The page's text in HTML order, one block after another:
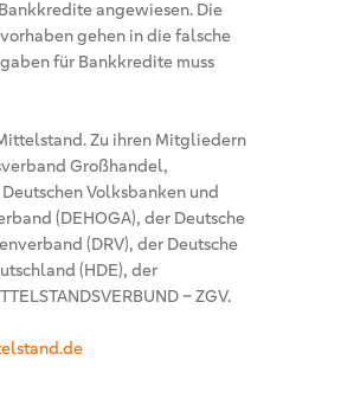
angewiesen. Die
gehen in die falsche
für Bankkredite muss
Zu ihren Mitgliedern
Großhandel,
Volksbanken und
(DEHOGA), der Deutsche
(DRV), der Deutsche
(HDE), der
– ZGV.